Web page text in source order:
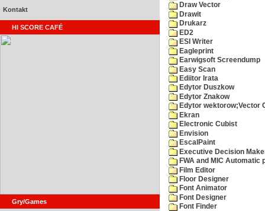
Kontakt
HI SCORE CAFÉ
Gry/Games
Draw Vector
Drawit
Drukarz
ED2
ESI Writer
Eagleprint
Earwigsoft Screendump
Easy Scan
Ediitor Irata
Edytor Duszkow
Edytor Znakow
Edytor wektorow;Vector
Ekran
Electronic Cubist
Envision
EscalPaint
Executive Decision
FWA and MIC
Film Editor
Floor Designer
Font Animator
Font Designer
Font Finder